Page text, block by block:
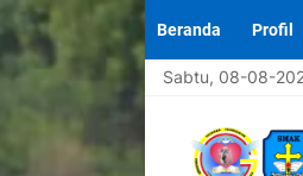
Beranda Profil
Sabtu, 08-08-
datang di website sekolah SMAS